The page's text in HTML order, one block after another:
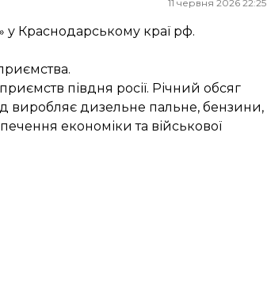
11 червня 2026 22:25
Краснодарському краї рф.
півдня росії. Річний обсяг
виробляє дизельне пальне, бензини,
економіки та військової